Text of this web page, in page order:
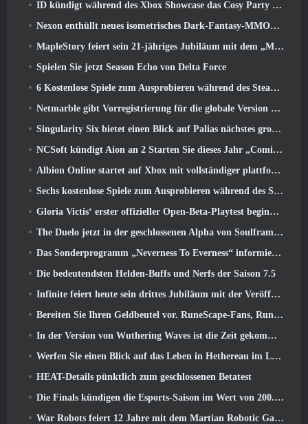
ID kündigt während des Xbox Showcase das Cosy Party Platformer-Spiel Totopia an, Startet Beta-Rekrutierung
Nexon enthüllt neues isometrisches Dark-Fantasy-MMORPG, Glut der Ungekrönten
MapleStory feiert sein 21-jähriges Jubiläum mit dem „Maple University Event“
Spielen Sie jetzt Season Echo von Delta Force
6 Kostenlose Spiele zum Ausprobieren während des Steam Medieval Fest
Netmarble gibt Vorregistrierung für die globale Version des Sci-Fi-MMORPG RF Online Next bekannt
Singularity Six bietet einen Blick auf Palias nächstes großes Update The Royal Highlands
NCSoft kündigt Aion an 2 Starten Sie dieses Jahr „Coming West“.
Albion Online startet auf Xbox mit vollständiger plattformübergreifender Wiedergabe
Sechs kostenlose Spiele zum Ausprobieren während des Steam Medieval Fest
Gloria Victis‘ erster offizieller Open-Beta-Playtest beginnt heute
The Duelo jetzt in der geschlossenen Alpha von Soulframe verfügbar
Das Sonderprogramm „Neverness To Everness“ informiert Spieler darüber, was sie bei der Veröffentlichung erwartet
Die bedeutendsten Helden-Buffs und Nerfs der Saison 7.5
Infinite feiert heute sein drittes Jubiläum mit der Veröffentlichung von SS12 Lunaria
Bereiten Sie Ihren Geldbeutel vor. RuneScape-Fans, RuneFest-Tickets stehen kurz vor dem Verkauf
In der Version von Wuthering Waves ist die Zeit gekommen, Aemeath zu retten 3.3 Aktualisieren
Werfen Sie einen Blick auf das Leben in Hethereau im Launch-Gameplay-Vorschauvideo von Neverness To Everness
HEAT-Details pünktlich zum geschlossenen Betatest
Die Finals kündigen die Esports-Saison im Wert von 200.000 US-Dollar an
War Robots feiert 12 Jahre mit dem Martian Robotic Games Event